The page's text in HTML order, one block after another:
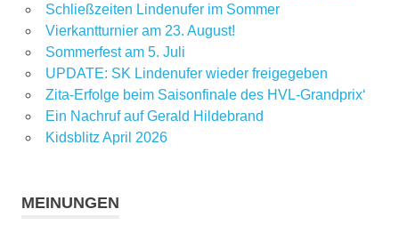
Schließzeiten Lindenufer im Sommer
Vierkantturnier am 23. August!
Sommerfest am 5. Juli
UPDATE: SK Lindenufer wieder freigegeben
Zita-Erfolge beim Saisonfinale des HVL-Grandprix‘
Ein Nachruf auf Gerald Hildebrand
Kidsblitz April 2026
MEINUNGEN